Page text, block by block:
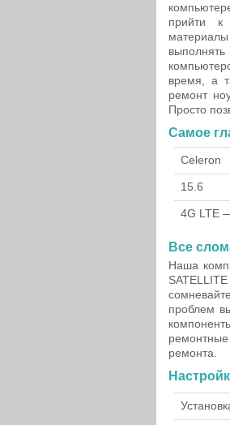
прийти
время, а
ремонт
Просто
Самое
Celeron
15.6
4G LTE
Все
Наша
проблем
ремонта.